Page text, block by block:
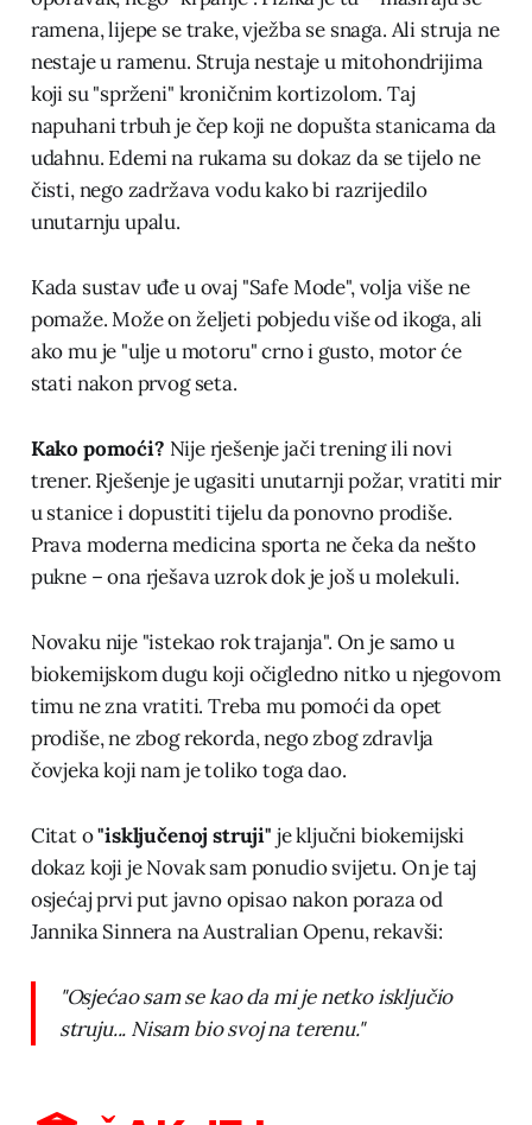
ramena, lijepe se trake, vježba se snaga. Ali struja ne
nestaje u ramenu. Struja nestaje u mitohondrijima
koji su "sprženi" kroničnim kortizolom. Taj
napuhani trbuh je čep koji ne dopušta stanicama da
udahnu. Edemi na rukama su dokaz da se tijelo ne
čisti, nego zadržava vodu kako bi razrijedilo
unutarnju upalu.
Kada sustav uđe u ovaj "Safe Mode", volja više ne
pomaže. Može on željeti pobjedu više od ikoga, ali
ako mu je "ulje u motoru" crno i gusto, motor će
stati nakon prvog seta.
Kako pomoći? Nije rješenje jači trening ili novi
trener. Rješenje je ugasiti unutarnji požar, vratiti mir
u stanice i dopustiti tijelu da ponovno prodiše.
Prava moderna medicina sporta ne čeka da nešto
pukne – ona rješava uzrok dok je još u molekuli.
Novaku nije "istekao rok trajanja". On je samo u
biokemijskom dugu koji očigledno nitko u njegovom
timu ne zna vratiti. Treba mu pomoći da opet
prodiše, ne zbog rekorda, nego zbog zdravlja
čovjeka koji nam je toliko toga dao.
Citat o"isključenoj struji" je ključni biokemijski
dokaz koji je Novak sam ponudio svijetu. On je taj
osjećaj prvi put javno opisao nakon poraza od
Jannika Sinnera na Australian Openu, rekavši:
"Osjećao sam se kao da mi je netko isključio
struju... Nisam bio svoj na terenu."